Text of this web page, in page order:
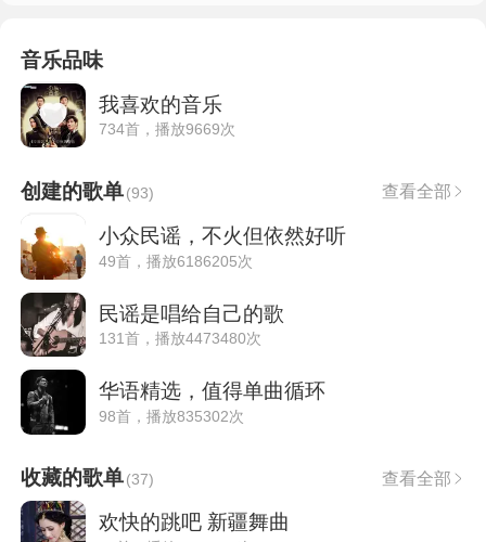
音乐品味
我喜欢的音乐
734首，播放9669次
创建的歌单(93) 查看全部
小众民谣，不火但依然好听
49首，播放6186205次
民谣是唱给自己的歌
131首，播放4473480次
华语精选，值得单曲循环
98首，播放835302次
收藏的歌单(37) 查看全部
欢快的跳吧 新疆舞曲